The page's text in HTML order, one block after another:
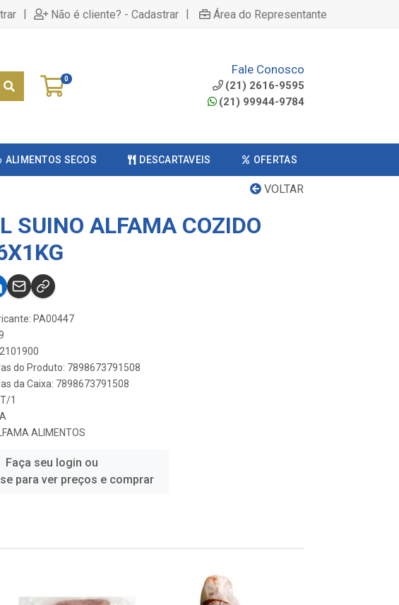
| Não é cliente? - Cadastrar | Área do Representante
0
Fale Conosco
(21) 2616-9595
(21) 99944-9784
ALIMENTOS SECOS DESCARTAVEIS OFERTAS
VOLTAR
SUINO ALFAMA COZIDO
PA00447
do Produto: 7898673791508
da Caixa: 7898673791508
1
ALIMENTOS
Faça seu login ou
para ver preços e comprar